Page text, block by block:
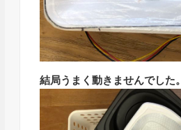
結局うまく動きませんでした。